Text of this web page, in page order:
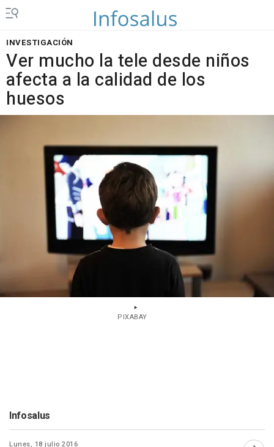
INVESTIGACIÓN
Ver mucho la tele desde niños
afecta a la calidad de los
huesos
PIXABAY
Infosalus
Lunes, 18 julio 2016